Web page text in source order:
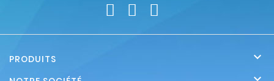
PRODUITS 